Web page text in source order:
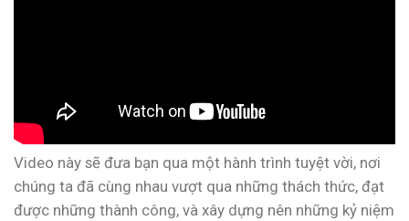
Video này sẽ đưa bạn qua một hành trình tuyệt vời, nơi
chúng ta đã cùng nhau vượt qua những thách thức, đạt
được những thành công, và xây dựng nên những kỷ niệm